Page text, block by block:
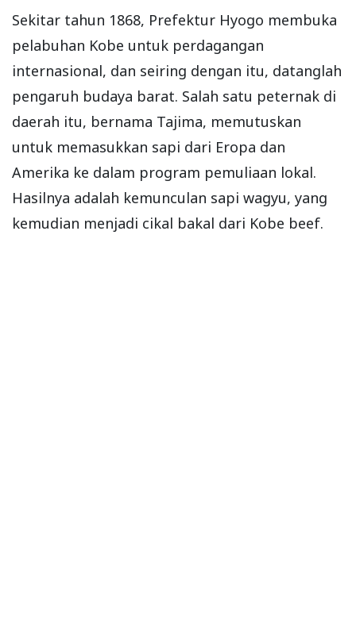
Sekitar tahun 1868, Prefektur Hyogo membuka
pelabuhan Kobe untuk perdagangan
internasional, dan seiring dengan itu, datanglah
pengaruh budaya barat. Salah satu peternak di
daerah itu, bernama Tajima, memutuskan
untuk memasukkan sapi dari Eropa dan
Amerika ke dalam program pemuliaan lokal.
Hasilnya adalah kemunculan sapi wagyu, yang
kemudian menjadi cikal bakal dari Kobe beef.